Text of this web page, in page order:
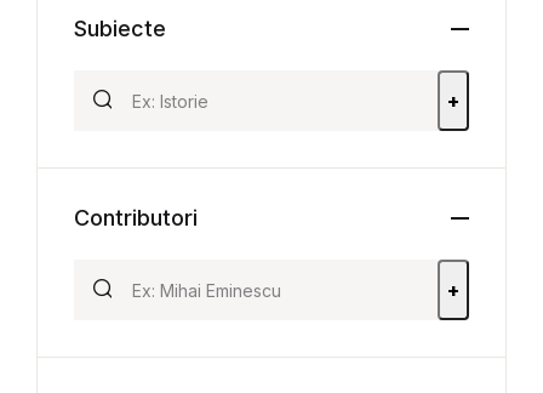
Subiecte
+
Contributori
+